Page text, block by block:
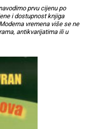
prvu cijenu po
i dostupnost knjiga
vremena više se ne
antikvarijatima ili u